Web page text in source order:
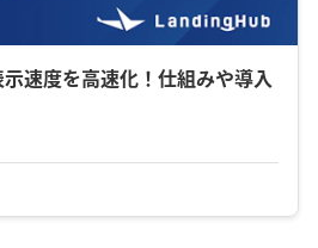
速度を高速化！仕組みや導入